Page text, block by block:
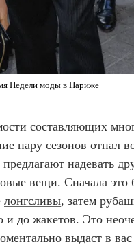
Недели моды в Париже
составляющих
пару сезонов отпал
надевать
вещи. Сначала это
лонгсливы, затем
и до жакетов. Это
выдаст в